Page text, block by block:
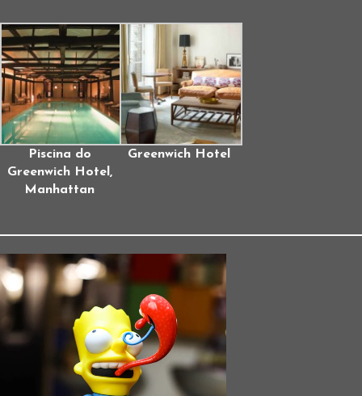
Piscina do
Greenwich Hotel,
Manhattan
Greenwich Hotel